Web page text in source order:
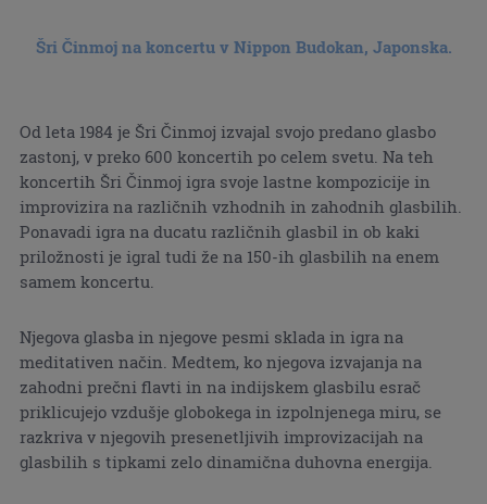
Šri Činmoj na koncertu v Nippon Budokan, Japonska.
Od leta 1984 je Šri Činmoj izvajal svojo predano glasbo
zastonj, v preko 600 koncertih po celem svetu. Na teh
koncertih Šri Činmoj igra svoje lastne kompozicije in
improvizira na različnih vzhodnih in zahodnih glasbilih.
Ponavadi igra na ducatu različnih glasbil in ob kaki
priložnosti je igral tudi že na 150-ih glasbilih na enem
samem koncertu.
Njegova glasba in njegove pesmi sklada in igra na
meditativen način. Medtem, ko njegova izvajanja na
zahodni prečni flavti in na indijskem glasbilu esrač
priklicujejo vzdušje globokega in izpolnjenega miru, se
razkriva v njegovih presenetljivih improvizacijah na
glasbilih s tipkami zelo dinamična duhovna energija.